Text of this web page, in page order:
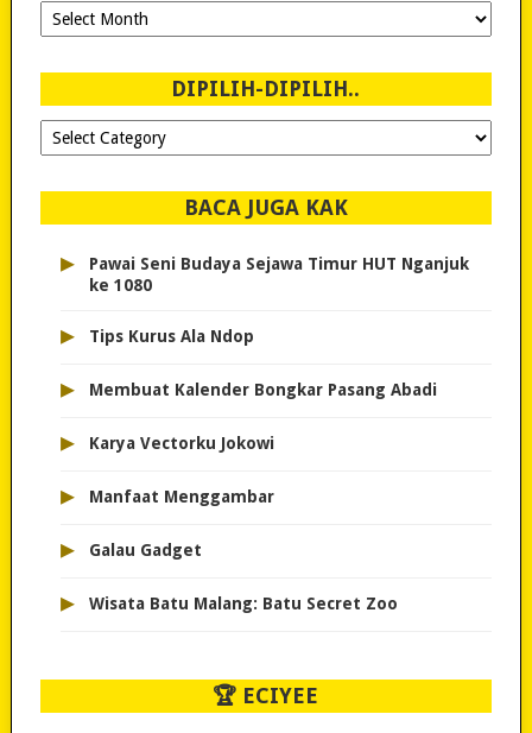
Ngeblog
Sejak
DIPILIH-DIPILIH..
Dipilih-
dipilih..
BACA JUGA KAK
▸
Pawai Seni Budaya Sejawa Timur HUT Nganjuk
ke 1080
▸ Tips Kurus Ala Ndop
▸ Membuat Kalender Bongkar Pasang Abadi
▸ Karya Vectorku Jokowi
▸ Manfaat Menggambar
▸ Galau Gadget
▸ Wisata Batu Malang: Batu Secret Zoo
🏆 ECIYEE